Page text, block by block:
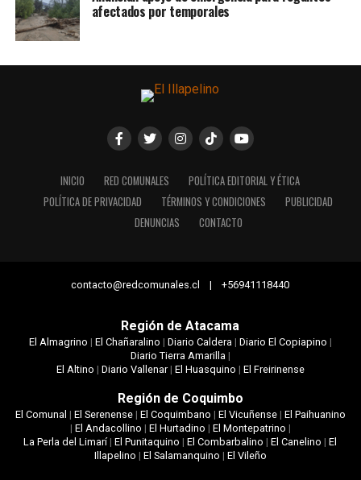
afectados por temporales
INICIO RED COMUNALES
POLÍTICA EDITORIAL Y ÉTICA
POLÍTICA DE PRIVACIDAD
TÉRMINOS Y CONDICIONES
PUBLICIDAD
DENUNCIAS
CONTACTO
contacto@redcomunales.cl | +56941118440
Región de Atacama
El Almagrino | El Chañaralino | Diario Caldera| Diario El Copiapino |
Diario Tierra Amarilla|
El Altino | Diario Vallenar| El Huasquino | El Freirinense
Región de Coquimbo
El Comunal | El Serenense| El Coquimbano | El Vicuñense| El Paihuanino
| El Andacollino | El Hurtadino | El Montepatrino |
La Perla del Limarí|El Punitaquino |El Combarbalino |El Canelino |El
Illapelino | El Salamanquino | El Vileño